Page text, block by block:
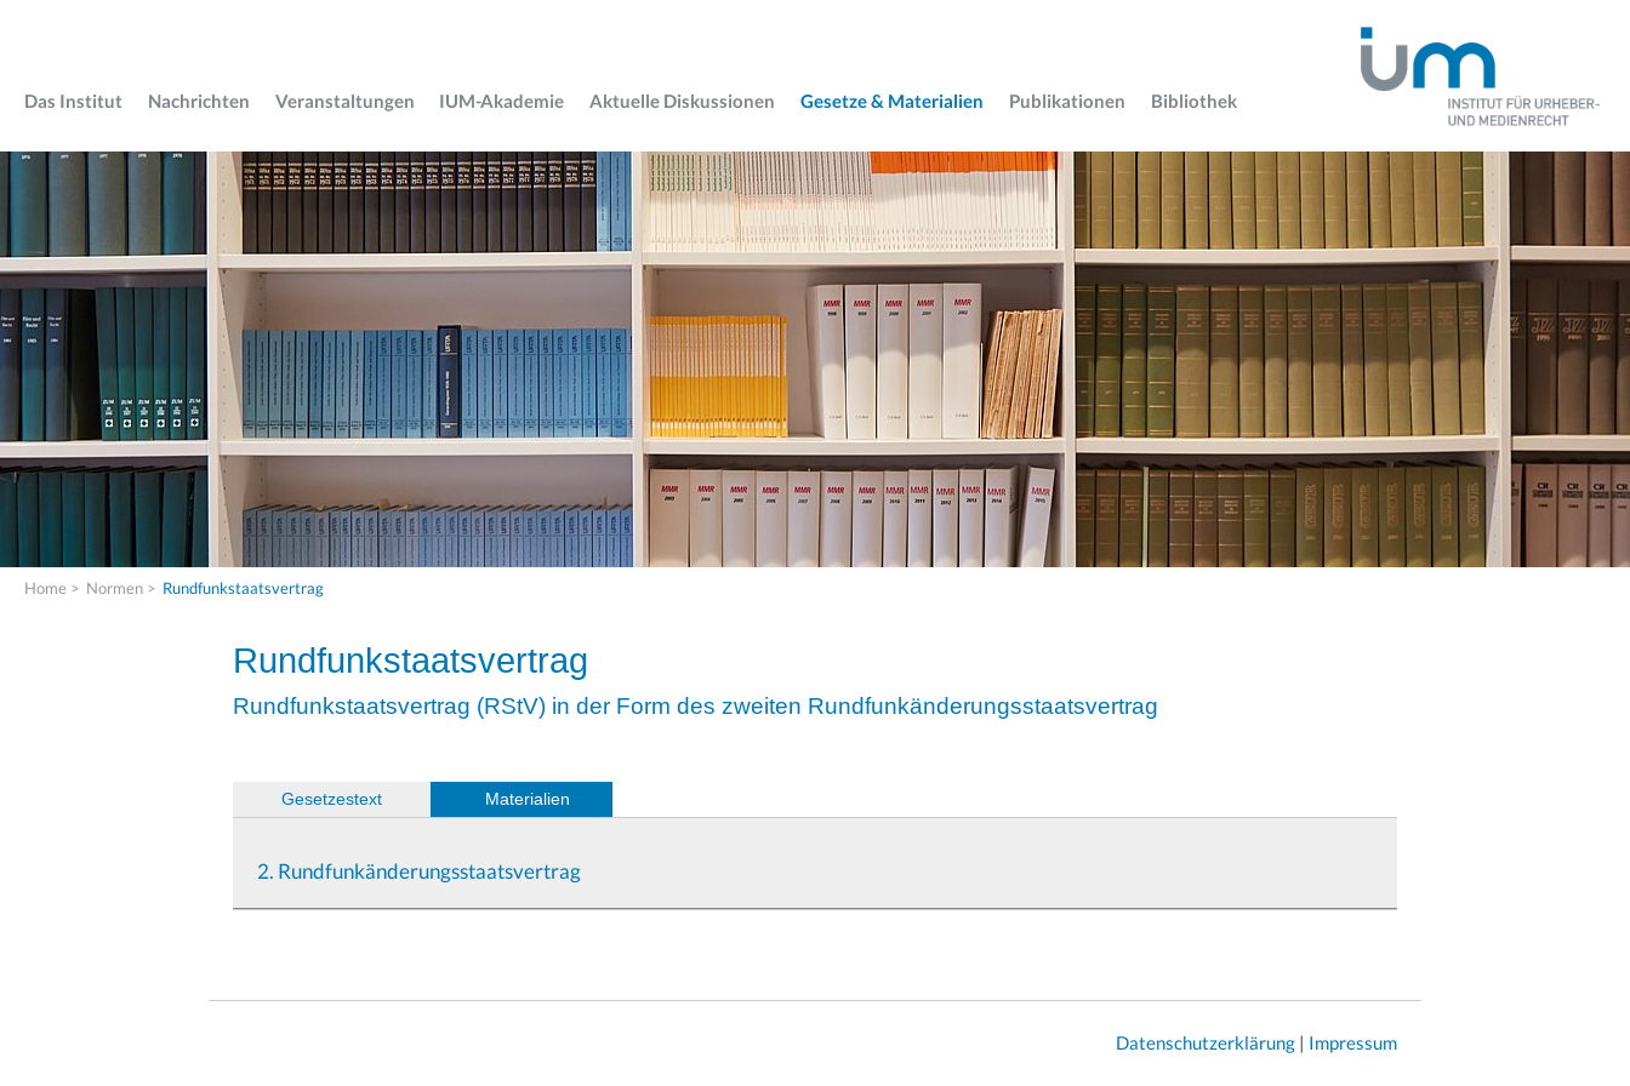
Das Institut Nachrichten Veranstaltungen IUM-Akademie Aktuelle Diskussionen Gesetze & Materialien Publikationen Bibliothek
Home > Normen > Rundfunkstaatsvertrag
Rundfunkstaatsvertrag
Rundfunkstaatsvertrag (RStV) in der Form des zweiten Rundfunkänderungsstaatsvertrag
Materialien
(Gesetzestext
2. Rundfunkänderungsstaatsvertrag
Datenschutzerklärung | Impressum